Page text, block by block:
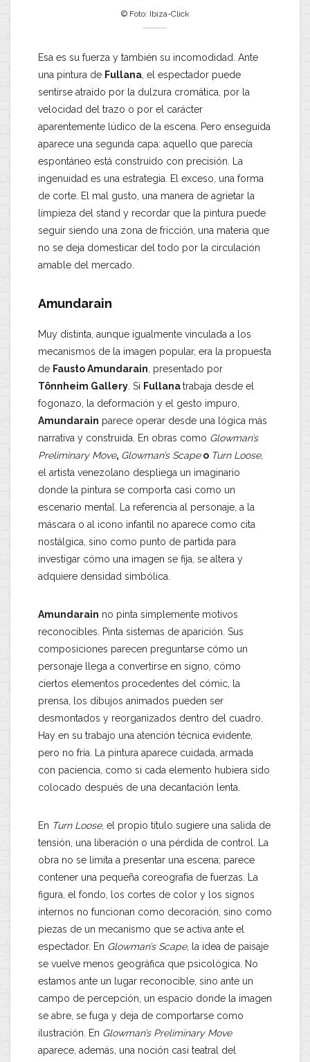
© Foto: Ibiza-Click
Esa es su fuerza y también su incomodidad. Ante
una pintura de Fullana , el espectador puede
sentirse atraído por la dulzura cromática, por la
velocidad del trazo o por el carácter
aparentemente lúdico de la escena. Pero enseguida
aparece una segunda capa: aquello que parecía
espontáneo está construido con precisión. La
ingenuidad es una estrategia. El exceso, una forma
de corte. El mal gusto, una manera de agrietar la
limpieza del stand y recordar que la pintura puede
seguir siendo una zona de fricción, una materia que
no se deja domesticar del todo por la circulación
amable del mercado.
Amundarain
Muy distinta, aunque igualmente vinculada a los
mecanismos de la imagen popular, era la propuesta
de Fausto Amundarain , presentado por
Tönnheim Gallery . Si Fullanatrabaja desde el
fogonazo, la deformación y el gesto impuro,
Amundarain parece operar desde una lógica más
narrativa y construida. En obras como Glowman’s
Preliminary Move, Glowman’s Scapeo Turn Loose,
el artista venezolano despliega un imaginario
donde la pintura se comporta casi como un
escenario mental. La referencia al personaje, a la
máscara o al icono infantil no aparece como cita
nostálgica, sino como punto de partida para
investigar cómo una imagen se fija, se altera y
adquiere densidad simbólica.
Amundarain no pinta simplemente motivos
reconocibles. Pinta sistemas de aparición. Sus
composiciones parecen preguntarse cómo un
personaje llega a convertirse en signo, cómo
ciertos elementos procedentes del cómic, la
prensa, los dibujos animados pueden ser
desmontados y reorganizados dentro del cuadro.
Hay en su trabajo una atención técnica evidente,
pero no fría. La pintura aparece cuidada, armada
con paciencia, como si cada elemento hubiera sido
colocado después de una decantación lenta.
En Turn Loose, el propio título sugiere una salida de
tensión, una liberación o una pérdida de control. La
obra no se limita a presentar una escena; parece
contener una pequeña coreografía de fuerzas. La
figura, el fondo, los cortes de color y los signos
internos no funcionan como decoración, sino como
piezas de un mecanismo que se activa ante el
espectador. En Glowman’s Scape, la idea de paisaje
se vuelve menos geográfica que psicológica. No
estamos ante un lugar reconocible, sino ante un
campo de percepción, un espacio donde la imagen
se abre, se fuga y deja de comportarse como
ilustración. En Glowman’s Preliminary Move
aparece, además, una noción casi teatral del